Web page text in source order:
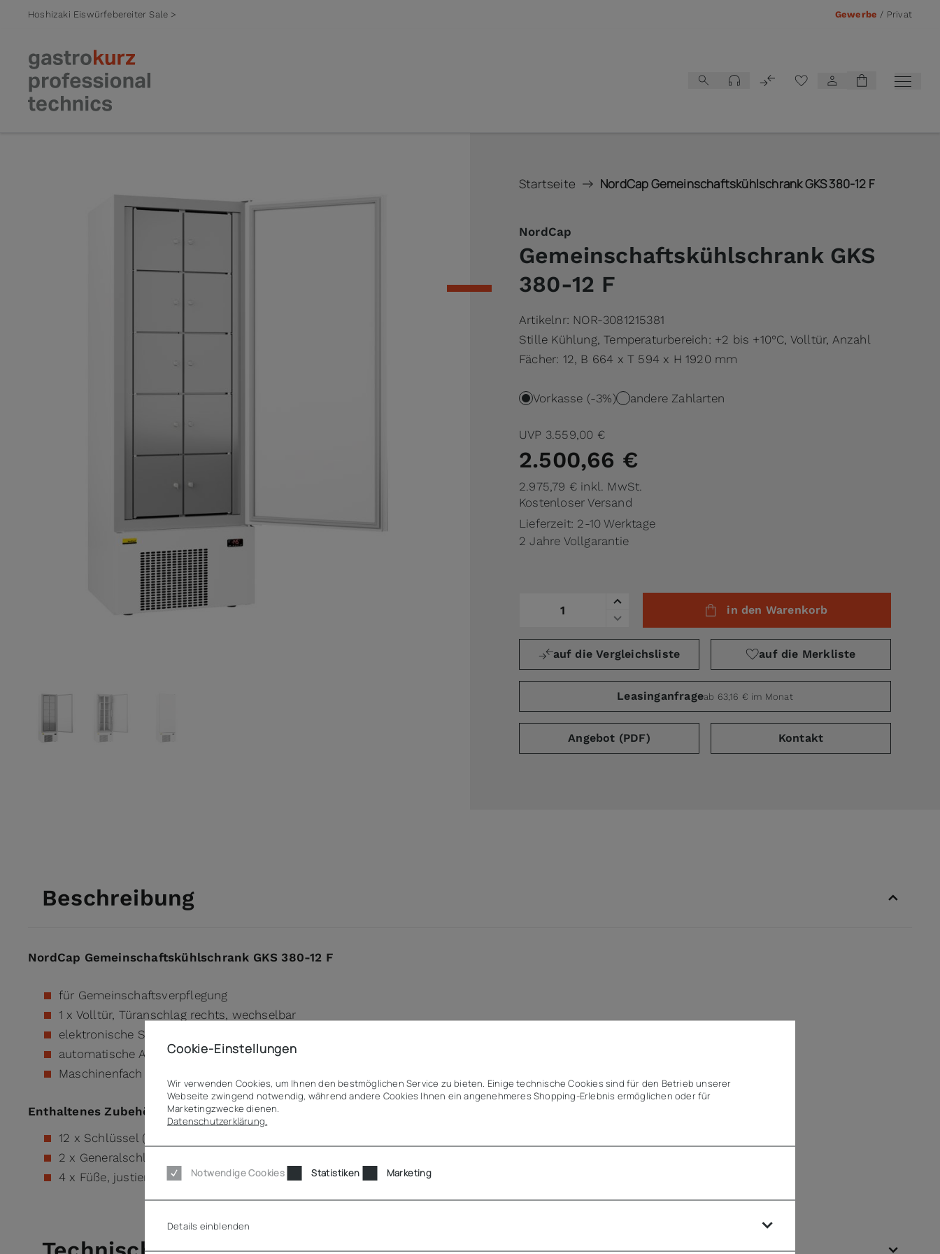
Hoshizaki Eiswürfebereiter Sale > Gewerbe / Privat
View larger image
Startseite NordCap Gemeinschaftskühlschrank GKS 380-12 F
NordCap
Gemeinschaftskühlschrank GKS
380-12 F
Artikelnr: NOR-3081215381
Stille Kühlung, Temperaturbereich: +2 bis +10°C, Volltür, Anzahl
Fächer: 12, B 664 x T 594 x H 1920 mm
Vorkasse (-3%) andere Zahlarten
UVP 3.559,00 €
2.500,66 €
2.975,79 € inkl. MwSt.
Kostenloser Versand
Lieferzeit: 2-10 Werktage
2 Jahre Vollgarantie
in den Warenkorb
auf die Vergleichsliste auf die Merkliste
Angebot (PDF)
Leasinganfrageab 63,16 € im Monat
Kontakt
Beschreibung
NordCap Gemeinschaftskühlschrank GKS 380-12 F
für Gemeinschaftsverpflegung
1 x Volltür, Türanschlag rechts, wechselbar
elektronische Steuerung
automatische Abtauung (Kompressorstop), automatische Tauwasserverdunstung (Aggregatabwärme)
Maschinenfach unten
Enthaltenes Zubehör
12 x Schlüssel (2 Stk.), je Schließfach
2 x Generalschlüssel
4 x Füße, justierbar
Cookie-Einstellungen
Wir verwenden Cookies, um Ihnen den bestmöglichen Service zu bieten. Einige technische Cookies sind für den Betrieb unserer
Webseite zwingend notwendig, während andere Cookies Ihnen ein angenehmeres Shopping-Erlebnis ermöglichen oder für
Marketingzwecke dienen.
Datenschutzerklärung.
Notwendige Cookies Statistiken Marketing
Details einblenden